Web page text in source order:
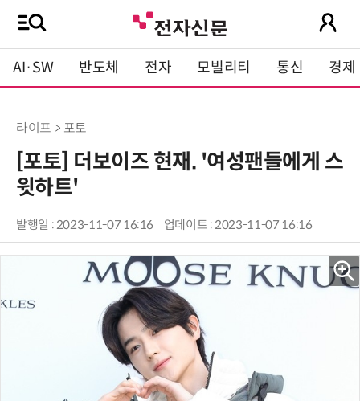
AI·SW 반도체 전자 모빌리티 통신 경제
라이프 > 포토
[포토] 더보이즈 현재. '여성팬들에게 스
윗하트'
발행일 : 2023-11-07 16:16 업데이트 : 2023-11-07 16:16